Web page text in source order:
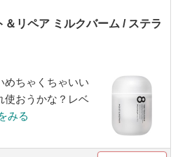
リペア ミルクバーム / ステラ
めちゃくちゃいい
使おうかな？レベ
みる